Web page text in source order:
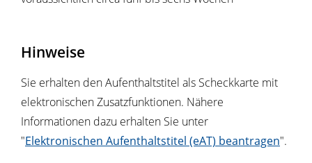
Hinweise
Sie erhalten den Aufenthaltstitel als Scheckkarte mit
elektronischen Zusatzfunktionen. Nähere
Informationen dazu erhalten Sie unter
"Elektronischen Aufenthaltstitel (eAT) beantragen".